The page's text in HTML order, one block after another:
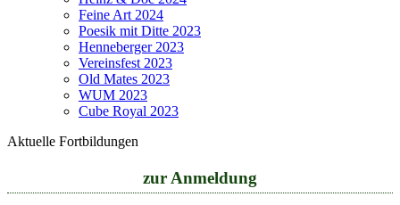
Feine Art 2024
Poesik mit Ditte 2023
Henneberger 2023
Vereinsfest 2023
Old Mates 2023
WUM 2023
Cube Royal 2023
Aktuelle Fortbildungen
zur Anmeldung